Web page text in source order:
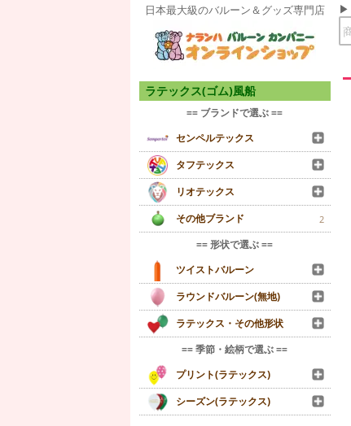
日本最大級のバルーン＆グッズ専門店
ラテックス(ゴム)風船
== ブランドで選ぶ ==
センペルテックス
タフテックス
リオテックス
その他ブランド
2
== 形状で選ぶ ==
ツイストバルーン
ラウンドバルーン(無地)
ラテックス・その他形状
== 季節・絵柄で選ぶ ==
プリント(ラテックス)
シーズン(ラテックス)